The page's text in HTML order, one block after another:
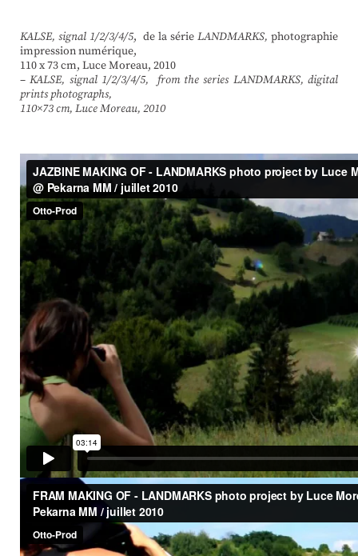
KALSE, signal 1/2/3/4/5, de la série LANDMARKS, photographie
impression numérique,
110 x 73 cm, Luce Moreau, 2010
–KALSE, signal 1/2/3/4/5, from the series LANDMARKS, digital
prints photographs,
110×73 cm, Luce Moreau, 2010